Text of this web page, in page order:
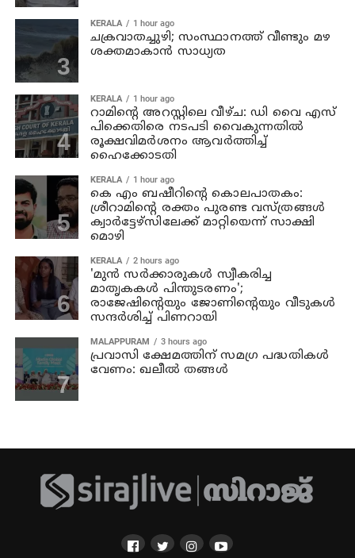
KERALA 1 hour ago
ചക്രവാതച്ചുഴി; സംസ്ഥാനത്ത് വീണ്ടും മഴ
ശക്തമാകാന്‍ സാധ്യത
KERALA 1 hour ago
റാമിന്റെ അറസ്റ്റിലെ വീഴ്ച: ഡി വൈ എസ്
പിക്കെതിരെ നടപടി വൈകുന്നതില്‍
രൂക്ഷവിമര്‍ശനം ആവര്‍ത്തിച്ച്
ഹൈക്കോടതി
KERALA 1 hour ago
കെ എം ബഷീറിന്റെ കൊലപാതകം:
ശ്രീറാമിന്റെ രക്തം പുരണ്ട വസ്ത്രങ്ങള്‍
ക്വാര്‍ട്ടേഴ്‌സിലേക്ക് മാറ്റിയെന്ന് സാക്ഷി
മൊഴി
KERALA 2 hours ago
'മുന്‍ സര്‍ക്കാരുകള്‍ സ്വീകരിച്ച
മാതൃകകള്‍ പിന്തുടരണം';
രാജേഷിന്റെയും ജോണിന്റെയും വീടുകള്‍
സന്ദര്‍ശിച്ച് പിണറായി
MALAPPURAM 3 hours ago
പ്രവാസി ക്ഷേമത്തിന് സമഗ്ര പദ്ധതികള്‍
വേണം: ഖലീല്‍ തങ്ങള്‍